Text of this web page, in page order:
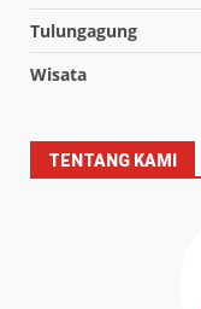
Tulungagung
Wisata
TENTANG KAMI